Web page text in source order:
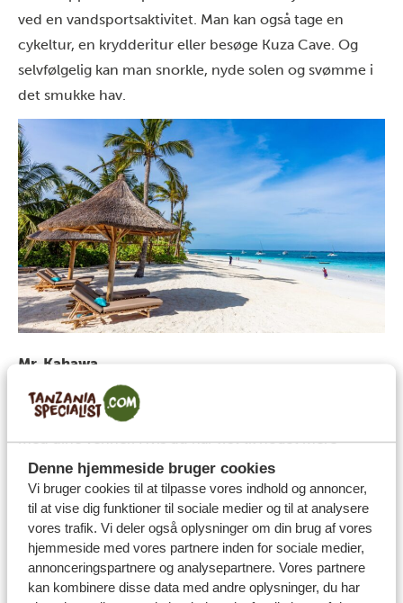
Denne hjemmeside bruger cookies
Vi bruger cookies til at tilpasse vores indhold og annoncer,
til at vise dig funktioner til sociale medier og til at analysere
vores trafik. Vi deler også oplysninger om din brug af vores
hjemmeside med vores partnere inden for sociale medier,
annonceringspartnere og analysepartnere. Vores partnere
kan kombinere disse data med andre oplysninger, du har
ved en vandsportsaktivitet. Man kan også tage en
cykeltur, en krydderitur eller besøge Kuza Cave. Og
selvfølgelig kan man snorkle, nyde solen og svømme i
det smukke hav.
Mr. Kahawa
Det bedste loungested midt i Paje: Slap af direkte på
stranden, hop i poolen og del et af de enkle værelser
med dine venner. Hvis du har lyst til noget mere
luksuriøst, er der også nogle smukt designede værelser
på rooftop, hvor du kan sove. Og selvfølgelig serverer
de den bedste kaffe (“kahawa” er swahili for “kaffe”) til
de dovne, varme morgener, der følger efter de kølige
og glade tropiske nætter.
Kendwa fuldmånefest